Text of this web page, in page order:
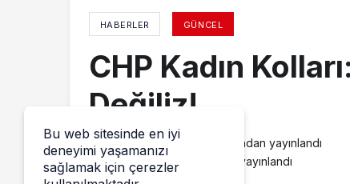
HABERLER GÜNCEL
CHP Kadın
Değiliz!
ayrinti ayrinti
tarafından yayınlandı
1 Aralık 2025, 09:25
yayınlandı
Bu web sitesinde en iyi
deneyimi yaşamanızı
sağlamak için çerezler